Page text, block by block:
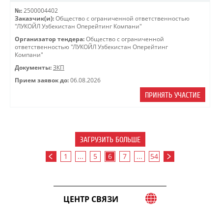
№: 2500004402
Заказчик(и): Общество с ограниченной ответственностью
"ЛУКОЙЛ Узбекистан Оперейтинг Компани"
Организатор тендера: Общество с ограниченной
ответственностью "ЛУКОЙЛ Узбекистан Оперейтинг
Компани"
Документы: ЗКП
Прием заявок до: 06.08.2026
ПРИНЯТЬ УЧАСТИЕ
ЗАГРУЗИТЬ БОЛЬШЕ
1 ... 5 6 7 ... 54
ЦЕНТР СВЯЗИ